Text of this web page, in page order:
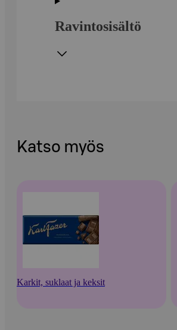
Ravintosisältö
Katso myös
Karkit, suklaat ja keksit